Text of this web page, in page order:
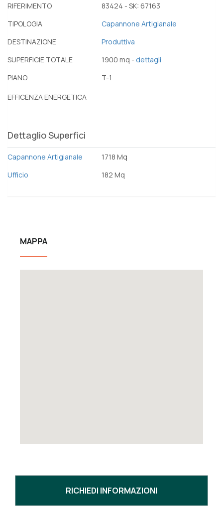
RIFERIMENTO
83424 - SK: 67163
TIPOLOGIA
Capannone Artigianale
DESTINAZIONE
Produttiva
SUPERFICIE TOTALE
1900 mq - dettagli
PIANO
T-1
EFFICENZA ENERGETICA
Dettaglio Superfici
Capannone Artigianale
1718 Mq
Ufficio
182 Mq
MAPPA
RICHIEDI INFORMAZIONI